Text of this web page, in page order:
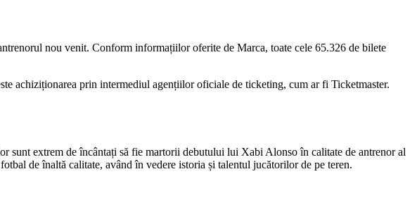
nou venit. Conform informațiilor oferite de Marca, toate cele 65.326 de bilete
achiziționarea prin intermediul agențiilor oficiale de ticketing, cum ar fi Ticketmaster.
sunt extrem de încântați să fie martorii debutului lui Xabi Alonso în calitate de antrenor al
de înaltă calitate, având în vedere istoria și talentul jucătorilor de pe teren.